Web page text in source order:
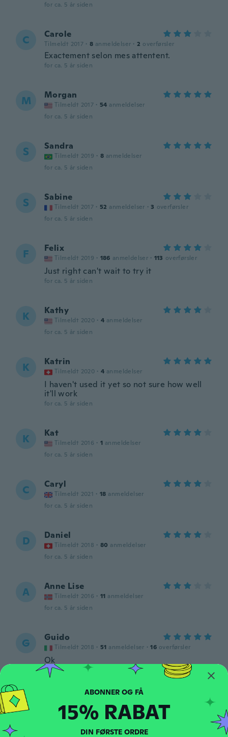
for ca. 5 år siden
C Carole
Tilmeldt 2017 · 8 anmeldelser · 2 overførsler
Exactement selon mes attentent.
for ca. 5 år siden
M Morgan
Tilmeldt 2017 · 54 anmeldelser
for ca. 5 år siden
S Sandra
Tilmeldt 2019 · 8 anmeldelser
for ca. 5 år siden
S Sabine
Tilmeldt 2017 · 52 anmeldelser · 3 overførsler
for ca. 5 år siden
F Felix
Tilmeldt 2019 · 186 anmeldelser · 113 overførsler
Just right can't wait to try it
for ca. 5 år siden
K Kathy
Tilmeldt 2020 · 4 anmeldelser
for ca. 5 år siden
K Katrin
Tilmeldt 2020 · 4 anmeldelser
I haven't used it yet so not sure how well
it'll work
for ca. 5 år siden
K Kat
Tilmeldt 2016 · 1 anmeldelser
for ca. 5 år siden
C Caryl
Tilmeldt 2021 · 18 anmeldelser
for ca. 5 år siden
D Daniel
Tilmeldt 2018 · 80 anmeldelser
for ca. 5 år siden
A Anne Lise
Tilmeldt 2016 · 11 anmeldelser
for ca. 5 år siden
G Guido
Tilmeldt 2018 · 51 anmeldelser · 16 overførsler
Ok
for ca. 5 år siden
R Tilmeldt 2018 · anmeldelser · 2 overførsler
for ca. 5 år siden
15% RABAT
DIN FØRSTE ORDRE